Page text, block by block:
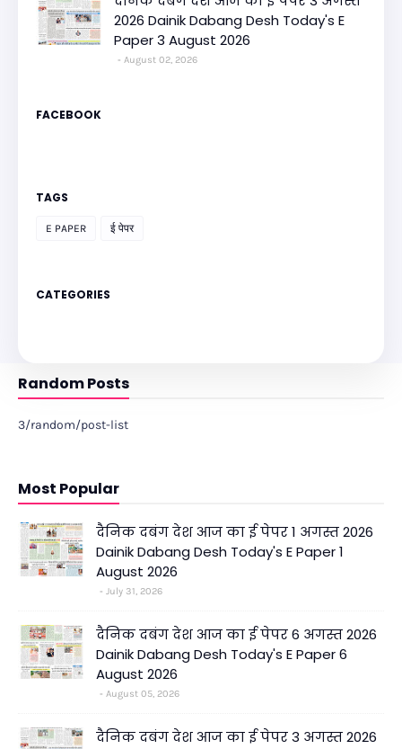
2026 Dainik Dabang Desh Today's E
Paper 3 August 2026
August 02, 2026
FACEBOOK
TAGS
E PAPER ई पेपर
CATEGORIES
Random Posts
3/random/post-list
Most Popular
दैनिक दबंग देश आज का ई पेपर 1 अगस्त 2026
Dainik Dabang Desh Today's E Paper 1
August 2026
July 31, 2026
दैनिक दबंग देश आज का ई पेपर 6 अगस्त 2026
Dainik Dabang Desh Today's E Paper 6
August 2026
August 05, 2026
दैनिक दबंग देश आज का ई पेपर 3 अगस्त 2026